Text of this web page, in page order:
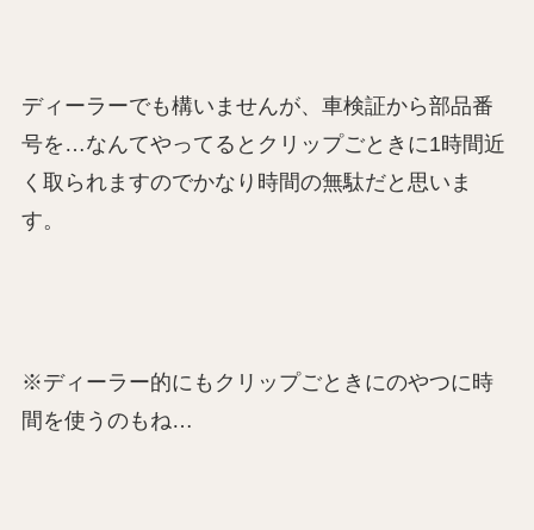
ディーラーでも構いませんが、車検証から部品番
号を…なんてやってるとクリップごときに1時間近
く取られますのでかなり時間の無駄だと思いま
す。
※ディーラー的にもクリップごときにのやつに時
間を使うのもね…